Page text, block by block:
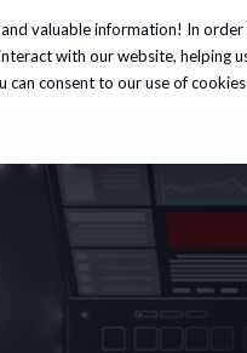
valuable information! In
with our website, helping
can consent to our use of
Unsere